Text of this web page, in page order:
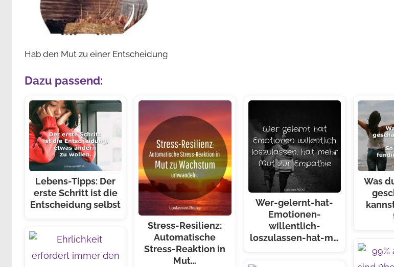
Hab den Mut zu einer Entscheidung
Dazu passend:
Lebens-Tipps: Der
erste Schritt ist die
Entscheidung selbst
Stress-Resilienz:
Automatische
Stress-Reaktion in
Mut…
Wer-gelernt-hat-
Emotionen-
willentlich-
loszulassen-hat-m…
Was